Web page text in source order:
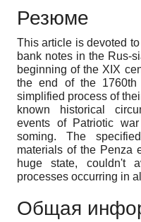
Резюме
This article is devoted
bank notes in the Rus-
beginning of the XIX
the end of the 1760th
simplified process of
known historical
events of Patriotic
soming. The
materials of the Penza
huge state, couldn't
processes occurring in
Общая